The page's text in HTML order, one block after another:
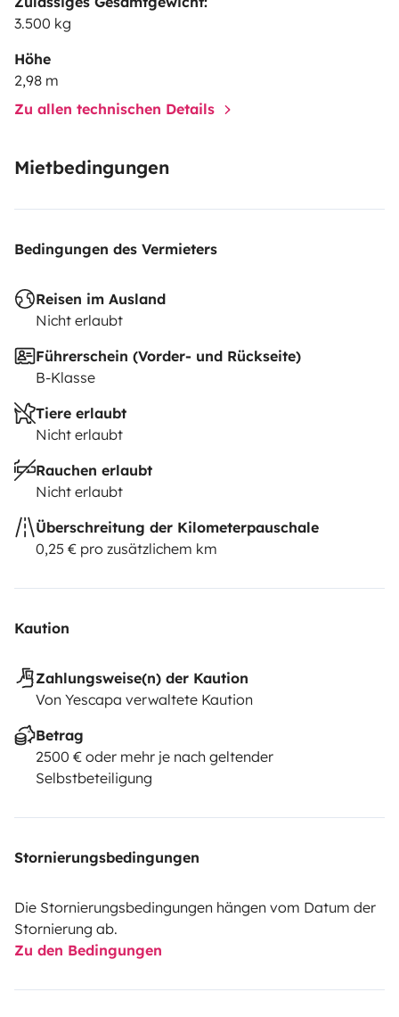
3.500 kg
Höhe
2,98 m
Zu allen technischen Details
Mietbedingungen
Bedingungen des Vermieters
Reisen im Ausland
Nicht erlaubt
Führerschein (Vorder- und Rückseite)
B-Klasse
Tiere erlaubt
Nicht erlaubt
Rauchen erlaubt
Nicht erlaubt
Überschreitung der Kilometerpauschale
0,25 € pro zusätzlichem km
Kaution
Zahlungsweise(n) der Kaution
Von Yescapa verwaltete Kaution
Betrag
2500 € oder mehr je nach geltender
Selbstbeteiligung
Stornierungsbedingungen
Die Stornierungsbedingungen hängen vom Datum der
Stornierung ab.
Zu den Bedingungen